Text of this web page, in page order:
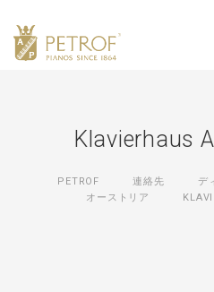
Klavierhaus
PETROF 連絡先 デ
オーストリア